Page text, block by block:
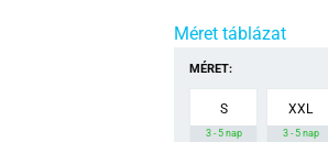
Méret táblázat
MÉRET:
S
3 - 5 nap
XXL
3 - 5 nap